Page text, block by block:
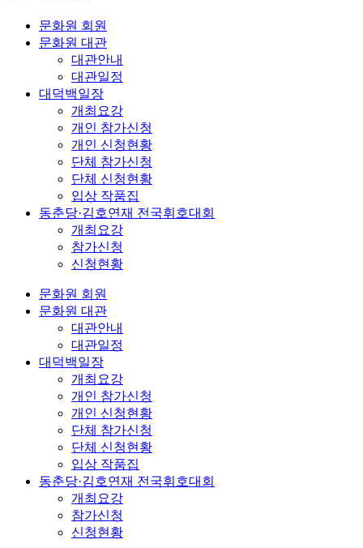
문화원 회원
문화원 대관
대관안내
대관일정
대덕백일장
개최요강
개인 참가신청
개인 신청현황
단체 참가신청
단체 신청현황
입상 작품집
동춘당·김호연재 전국휘호대회
개최요강
참가신청
신청현황
문화원 회원
문화원 대관
대관안내
대관일정
대덕백일장
개최요강
개인 참가신청
개인 신청현황
단체 참가신청
단체 신청현황
입상 작품집
동춘당·김호연재 전국휘호대회
개최요강
참가신청
신청현황